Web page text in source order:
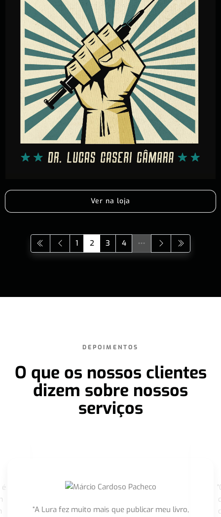
Ver na loja
1 2 3 4
DEPOIMENTOS
O que os nossos clientes
dizem sobre nossos
serviços
“A Lura fez muito mais que publicar meu livro,